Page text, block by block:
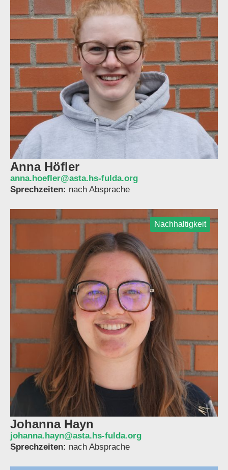
Anna Höfler
anna.hoefler@asta.hs-fulda.org
Sprechzeiten: nach Absprache
Nachhaltigkeit
Johanna Hayn
johanna.hayn@asta.hs-fulda.org
Sprechzeiten: nach Absprache